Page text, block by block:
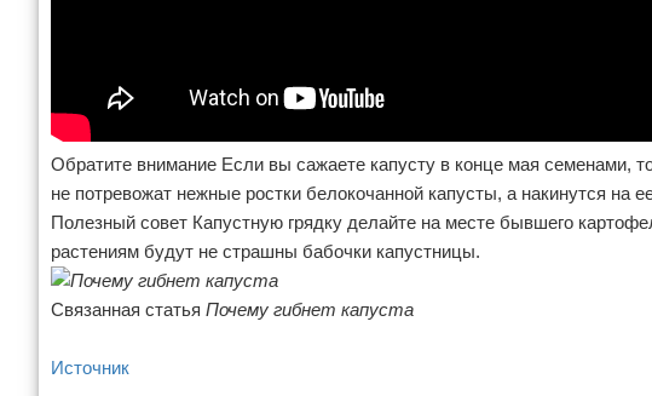
Обратите внимание Если вы сажаете капусту в конце мая семенами,
не потревожат нежные ростки белокочанной капусты, а накинутся на
Полезный совет Капустную грядку делайте на месте бывшего
растениям будут не страшны бабочки капустницы.
Связанная статья Почему гибнет капуста
Источник